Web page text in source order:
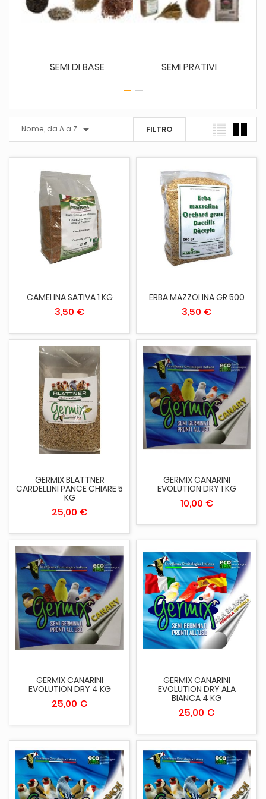
SEMI DI BASE SEMI PRATIVI
Nome, da A a Z  FILTRO
CAMELINA SATIVA 1 KG
3,50 €
ERBA MAZZOLINA GR 500
3,50 €
GERMIX BLATTNER
CARDELLINI PANCE CHIARE 5
KG
25,00 €
GERMIX CANARINI
EVOLUTION DRY 1 KG
10,00 €
GERMIX CANARINI
EVOLUTION DRY 4 KG
25,00 €
GERMIX CANARINI
EVOLUTION DRY ALA
BIANCA 4 KG
25,00 €